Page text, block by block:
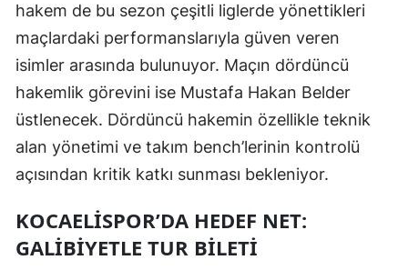
Mardin
Muğla
Muş
Nevşehir
hakem de bu sezon çeşitli liglerde yönettikleri
maçlardaki performanslarıyla güven veren
isimler arasında bulunuyor. Maçın dördüncü
hakemlik görevini ise Mustafa Hakan Belder
üstlenecek. Dördüncü hakemin özellikle teknik
alan yönetimi ve takım bench’lerinin kontrolü
açısından kritik katkı sunması bekleniyor.
KOCAELISPOR’DA HEDEF NET:
GALIBIYETLE TUR BILETI